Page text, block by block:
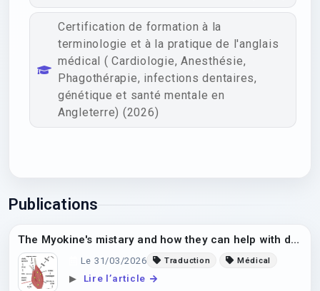
Certification de formation à la
terminologie et à la pratique de l'anglais
médical ( Cardiologie, Anesthésie,
Phagothérapie, infections dentaires,
génétique et santé mentale en
Angleterre) (2026)
Publications
The Myokine's mistary and how they can help with diabetes management
Le 31/03/2026 Traduction Médical
▶ Lire l’article